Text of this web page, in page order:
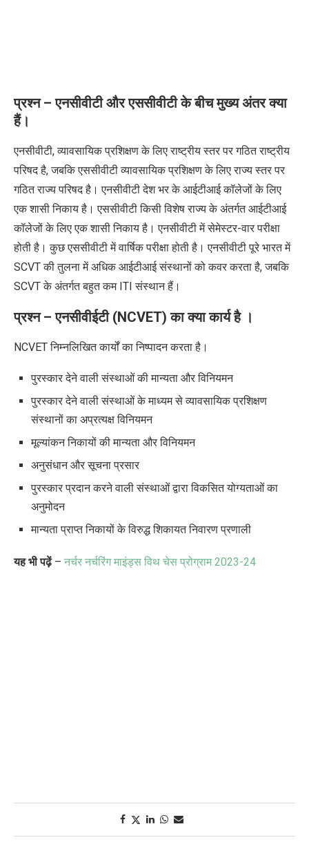
प्रश्न – एनसीवीटी और एससीवीटी के बीच मुख्य अंतर क्या
हैं।
एनसीवीटी,व्यावसायिक प्रशिक्षण के लिए राष्ट्रीय स्तर पर गठित राष्ट्रीय
परिषद है,जबकि एससीवीटी व्यावसायिक प्रशिक्षण के लिए राज्य स्तर पर
गठित राज्य परिषद है। एनसीवीटी देश भर के आईटीआई कॉलेजों के लिए
एक शासी निकाय है। एससीवीटी किसी विशेष राज्य के अंतर्गत आईटीआई
कॉलेजों के लिए एक शासी निकाय है। एनसीवीटी में सेमेस्टर-वार परीक्षा
होती है। कुछ एससीवीटी में वार्षिक परीक्षा होती है। एनसीवीटी पूरे भारत में
SCVTकी तुलना में अधिक आईटीआई संस्थानों को कवर करता है,जबकि
SCVTके अंतर्गत बहुत कम ITIसंस्थान हैं।
प्रश्न – एनसीवीईटी (NCVET)का क्या कार्य है ।
NCVETनिम्नलिखित कार्यों का निष्पादन करता है।
पुरस्कार देने वाली संस्थाओं की मान्यता और विनियमन
पुरस्कार देने वाली संस्थाओं के माध्यम से व्यावसायिक प्रशिक्षण
संस्थानों का अप्रत्यक्ष विनियमन
मूल्यांकन निकायों की मान्यता और विनियमन
अनुसंधान और सूचना प्रसार
पुरस्कार प्रदान करने वाली संस्थाओं द्वारा विकसित योग्यताओं का
अनुमोदन
मान्यता प्राप्त निकायों के विरुद्ध शिकायत निवारण प्रणाली
यह भी पढ़ें– नर्चर नर्चरिंग माइंड्स विथ चेस प्रोग्राम2023-24